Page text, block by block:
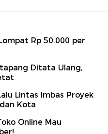
Rp 50.000 per
Ditata Ulang,
Lintas Imbas Proyek
Kota
Online Mau